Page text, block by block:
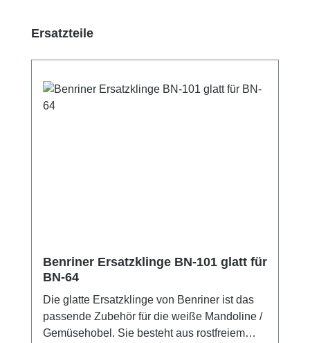
Produktgalerie überspringen
Ersatzteile
Benriner Ersatzklinge BN-101 glatt für
BN-64
Die glatte Ersatzklinge von Benriner ist das
passende Zubehör für die weiße Mandoline /
Gemüsehobel. Sie besteht aus rostfreiem